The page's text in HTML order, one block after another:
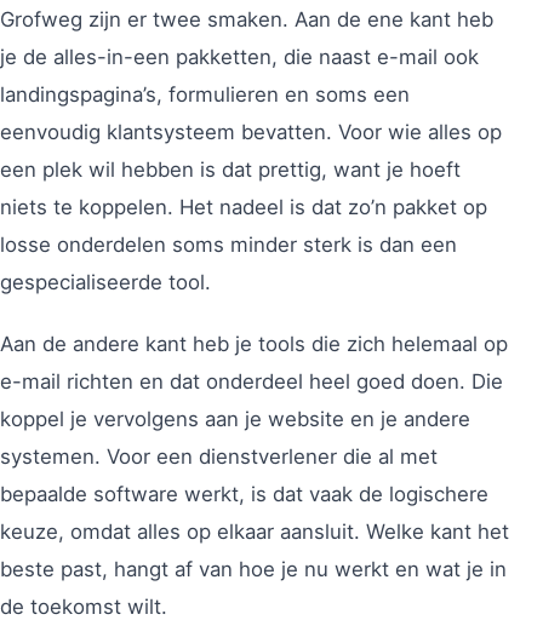
Grofweg zijn er twee smaken. Aan de ene kant heb
je de alles-in-een pakketten, die naast e-mail ook
landingspagina’s, formulieren en soms een
eenvoudig klantsysteem bevatten. Voor wie alles op
een plek wil hebben is dat prettig, want je hoeft
niets te koppelen. Het nadeel is dat zo’n pakket op
losse onderdelen soms minder sterk is dan een
gespecialiseerde tool.
Aan de andere kant heb je tools die zich helemaal op
e-mail richten en dat onderdeel heel goed doen. Die
koppel je vervolgens aan je website en je andere
systemen. Voor een dienstverlener die al met
bepaalde software werkt, is dat vaak de logischere
keuze, omdat alles op elkaar aansluit. Welke kant het
beste past, hangt af van hoe je nu werkt en wat je in
de toekomst wilt.